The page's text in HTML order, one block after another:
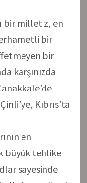
bir milletiz, en
bir
bir
karşınızda
Kıbrıs’ta
en
büyük tehlike
sayesinde